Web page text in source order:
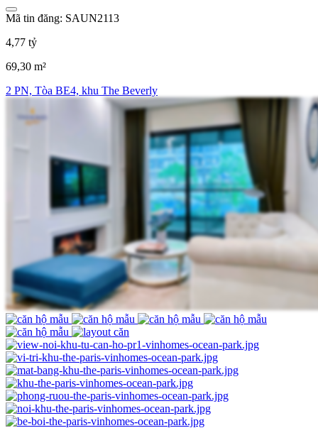
Mã tin đăng: SAUN2113
4,77 tỷ
69,30 m²
2 PN, Tòa BE4, khu The Beverly